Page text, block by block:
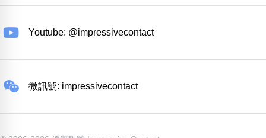
Youtube: @impressivecontact
微訊號: impressivecontact